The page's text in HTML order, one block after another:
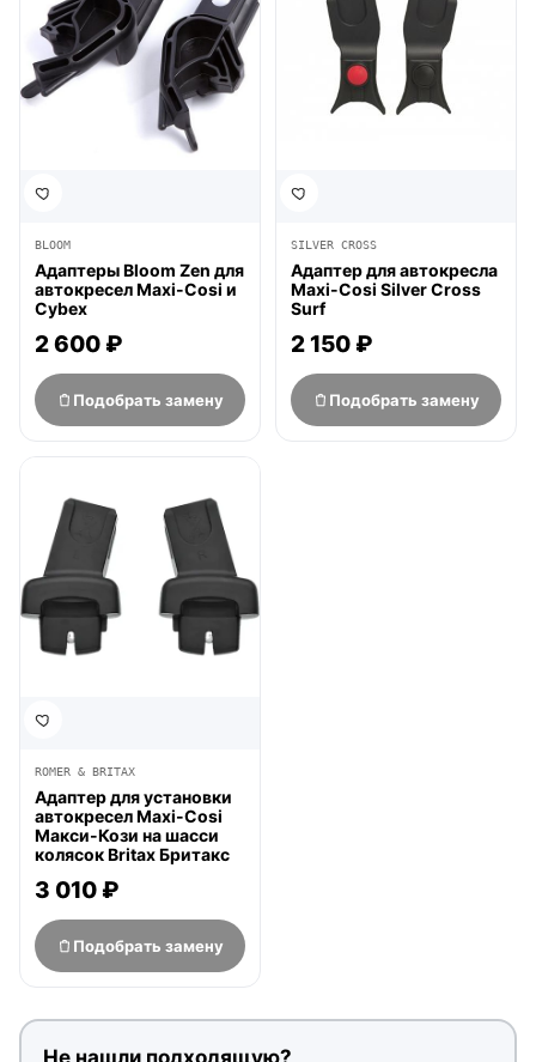
BLOOM
Адаптеры Bloom Zen для
автокресел Maxi-Cosi и
Cybex
2 600 ₽
Подобрать замену
SILVER CROSS
Адаптер для автокресла
Maxi-Cosi Silver Cross
Surf
2 150 ₽
Подобрать замену
ROMER & BRITAX
Адаптер для установки
автокресел Maxi-Cosi
Макси-Кози на шасси
колясок Britax Бритакс
3 010 ₽
Подобрать замену
Не нашли подходящую?